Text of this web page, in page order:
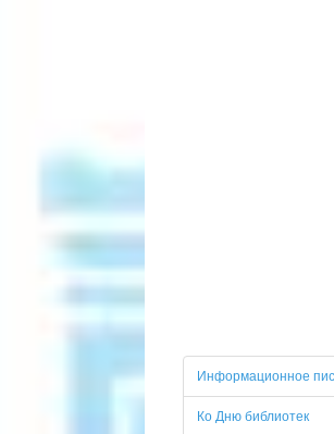
Информационное
Ко Дню библиотек